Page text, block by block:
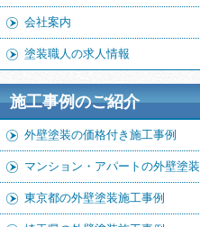
会社案内
塗装職人の求人情報
施工事例のご紹介
外壁塗装の価格付き施工事例
マンション・アパートの外壁塗装
東京都の外壁塗装施工事例